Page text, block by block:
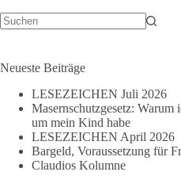
Neueste Beiträge
LESEZEICHEN Juli 2026
Masernschutzgesetz: Warum
um mein Kind habe
LESEZEICHEN April 2026
Bargeld, Voraussetzung für
Claudios Kolumne